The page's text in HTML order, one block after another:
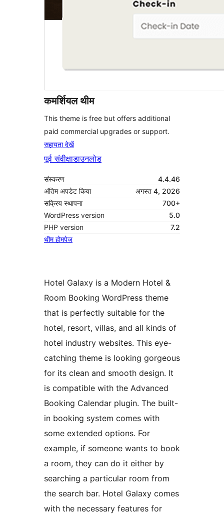
कमर्शियल थीम
This theme is free but offers additional
paid commercial upgrades or support.
सहायता देखें
पूर्व संवीक्षाडाउनलोड
संस्करण
4.4.46
अंतिम अपडेट किया
अगस्त 4, 2026
सक्रिय स्थापना
700+
WordPress version
5.0
PHP version
7.2
थीम होमपेज
Hotel Galaxy is a Modern Hotel &
Room Booking WordPress theme
that is perfectly suitable for the
hotel, resort, villas, and all kinds of
hotel industry websites. This eye-
catching theme is looking gorgeous
for its clean and smooth design. It
is compatible with the Advanced
Booking Calendar plugin. The built-
in booking system comes with
some extended options. For
example, if someone wants to book
a room, they can do it either by
searching a particular room from
the search bar. Hotel Galaxy comes
with the necessary features for